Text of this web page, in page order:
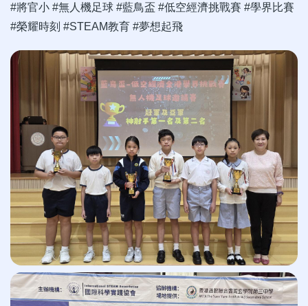
#將官小 #無人機足球 #藍鳥盃 #低空經濟挑戰賽 #學界比賽
#榮耀時刻 #STEAM教育 #夢想起飛